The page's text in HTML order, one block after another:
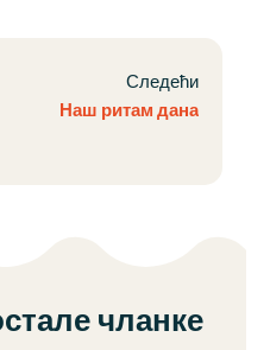
Следећи
Наш ритам дана
чланке